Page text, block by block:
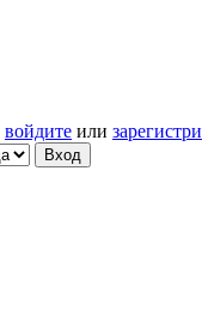
войдите или